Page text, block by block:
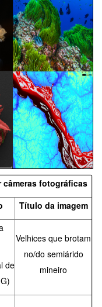
fotográficas
Título da imagem
de
Velhices que brotam
no/do semiárido
mineiro